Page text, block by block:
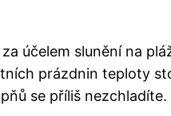
účelem slunění na
prázdnin teploty
se příliš nezchladíte.